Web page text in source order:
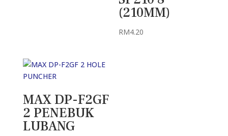
(210MM)
RM4.20
MAX DP-F2GF
2 PENEBUK
LUBANG